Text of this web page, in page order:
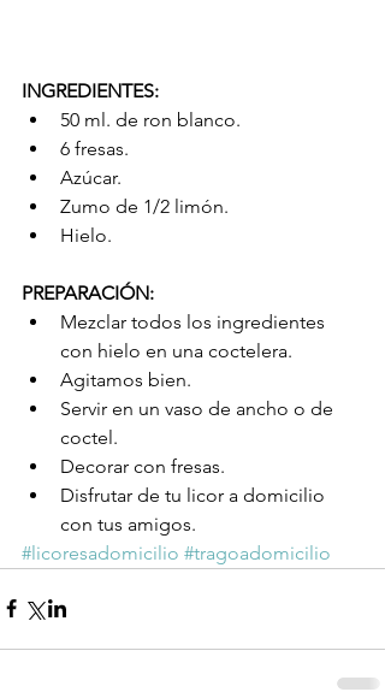
INGREDIENTES:
50 ml. de ron blanco.
6 fresas.
Azúcar.
Zumo de 1/2 limón.
Hielo.
PREPARACIÓN:
Mezclar todos los ingredientes
con hielo en una coctelera.
Agitamos bien.
Servir en un vaso de ancho o de
coctel.
Decorar con fresas.
Disfrutar de tu licor a domicilio
con tus amigos.
#licoresadomicilio #tragoadomicilio